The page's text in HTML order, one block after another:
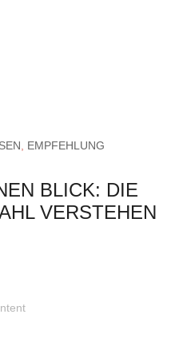
EMPFEHLUNG
BLICK: DIE
VERSTEHEN